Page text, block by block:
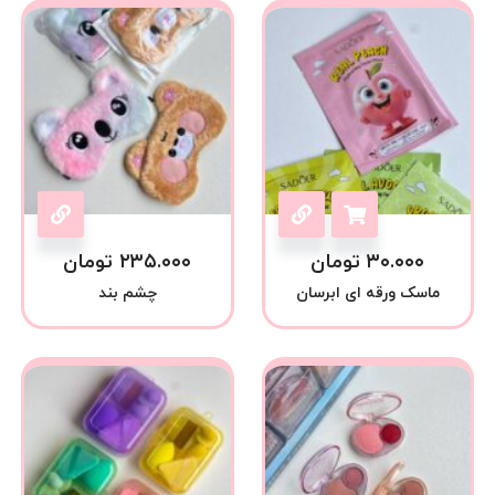
۳۰.۰۰۰ تومان
ماسک ورقه ای ابرسان
۲۳۵.۰۰۰ تومان
چشم بند